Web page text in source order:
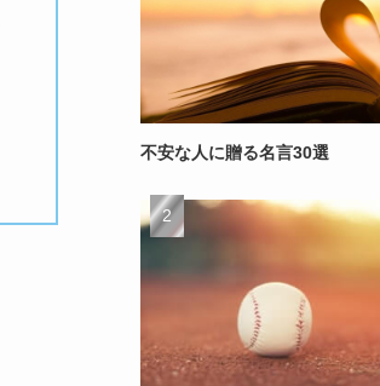
不安な人に贈る名言30選